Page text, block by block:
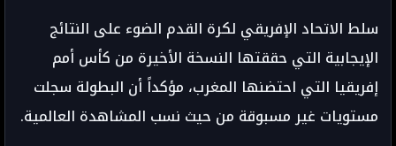
سلط الاتحاد الإفريقي لكرة القدم الضوء على النتائج
الإيجابية التي حققتها النسخة الأخيرة من كأس أمم
إفريقيا التي احتضنها المغرب، مؤكداً أن البطولة سجلت
مستويات غير مسبوقة من حيث نسب المشاهدة العالمية.